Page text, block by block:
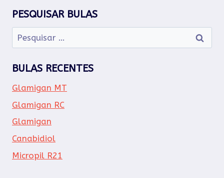
PESQUISAR BULAS
Pesquisar
por:
BULAS RECENTES
Glamigan MT
Glamigan RC
Glamigan
Canabidiol
Micropil R21